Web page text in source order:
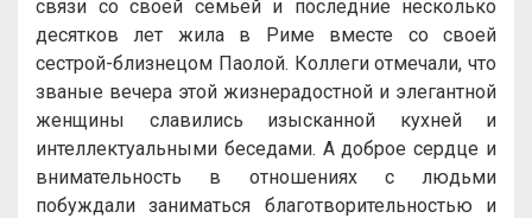
связи со своей семьей и последние несколько
десятков лет жила в Риме вместе со своей
сестрой-близнецом Паолой. Коллеги отмечали, что
званые вечера этой жизнерадостной и элегантной
женщины славились изысканной кухней и
интеллектуальными беседами. А доброе сердце и
внимательность в отношениях с людьми
побуждали заниматься благотворительностью и